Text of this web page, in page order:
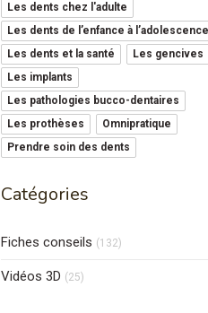
Les dents chez l'adulte
Les dents de l’enfance à l’adolescence
Les dents et la santé
Les gencives
Les implants
Les pathologies bucco-dentaires
Les prothèses
Omnipratique
Prendre soin des dents
Catégories
Fiches conseils (132)
Vidéos 3D (25)